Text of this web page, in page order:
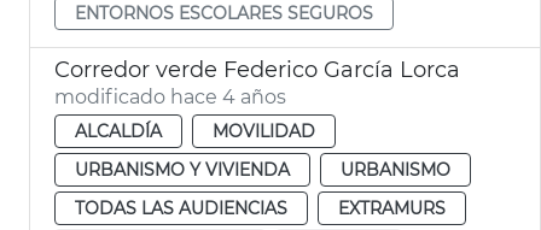
ENTORNOS ESCOLARES SEGUROS
Corredor verde Federico García Lorca
modificado hace 4 años
ALCALDÍA
MOVILIDAD
URBANISMO Y VIVIENDA
URBANISMO
TODAS LAS AUDIENCIAS
EXTRAMURS